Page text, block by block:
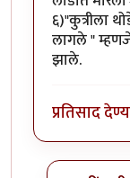
६)"कुत्रीला
लागले "
झाले.
प्रतिसाद